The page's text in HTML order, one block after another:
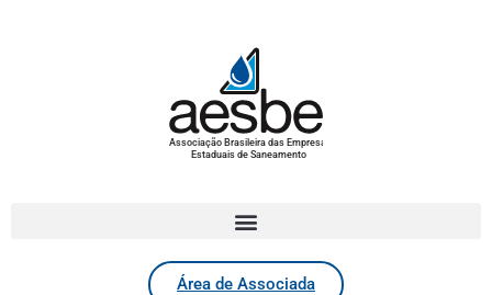
Associação Brasileira das Empresas
Estaduais de Saneamento
Área de Associada